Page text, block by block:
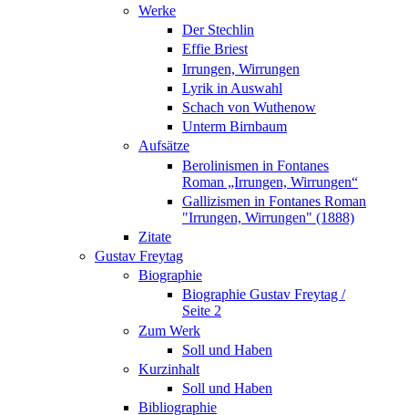
Werke
Der Stechlin
Effie Briest
Irrungen, Wirrungen
Lyrik in Auswahl
Schach von Wuthenow
Unterm Birnbaum
Aufsätze
Berolinismen in Fontanes
Roman „Irrungen, Wirrungen“
Gallizismen in Fontanes Roman
"Irrungen, Wirrungen" (1888)
Zitate
Gustav Freytag
Biographie
Biographie Gustav Freytag /
Seite 2
Zum Werk
Soll und Haben
Kurzinhalt
Soll und Haben
Bibliographie